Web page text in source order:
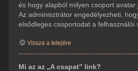
és hogy alapból milyen csoport avatar
Az adminisztrátor engedélyezheti,
elsődleges csoportodat a felhasználói
Vissza a tetejére
Mi az az „A csapat” link?